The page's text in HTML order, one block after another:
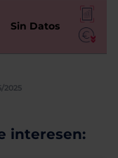
Sin Datos
2025
interesen: